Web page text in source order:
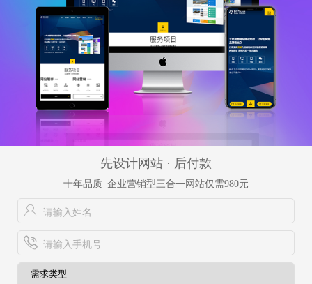
先设计网站 · 后付款
十年品质_企业营销型三合一网站仅需980元